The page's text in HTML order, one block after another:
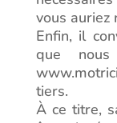
vous auriez
Enfin, il
que
tiers.
À ce titre,